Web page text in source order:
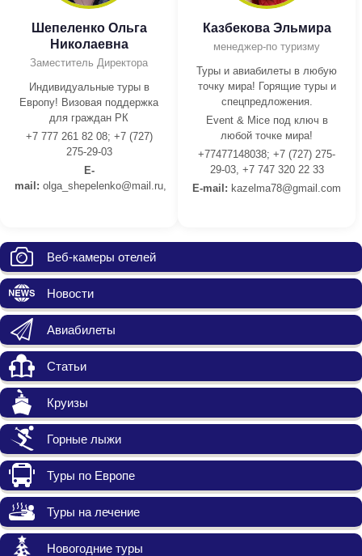
Шепеленко Ольга
Николаевна
Заместитель Директора
Индивидуальные туры в
Европу! Визовая поддержка
для граждан РК
+7 777 261 82 08; +7 (727)
275-29-03
E-
mail: olga_shepelenko@mail.ru,
Казбекова Эльмира
менеджер-по туризму
Туры и авиабилеты в любую
точку мира! Горящие туры и
спецпредложения.
Event & Mice под ключ в
любой точке мира!
+77477148038; +7 (727) 275-
29-03, +7 747 320 22 33
E-mail: kazelma78@gmail.com
Веб-камеры отелей
Новости
Авиабилеты
Статьи
Круизы
Горные лыжи
Туры по Европе
Туры на лечение
Новогодние туры